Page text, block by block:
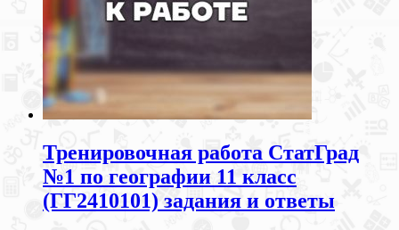
Тренировочная работа СтатГрад
№1 по географии 11 класс
(ГГ2410101) задания и ответы